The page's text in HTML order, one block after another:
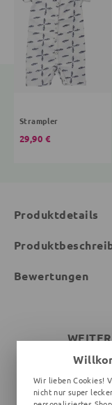
Strampler
29,90 €
Produktdetails
Bewertungen
Wir lieben Cookies!
nicht nur super